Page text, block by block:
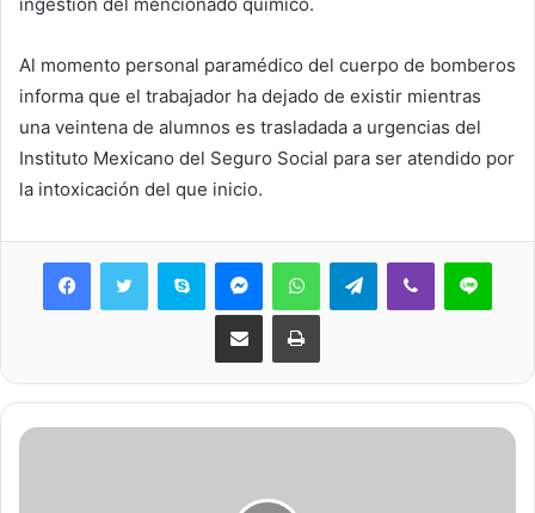
Al momento personal paramédico del cuerpo de bomberos
informa que el trabajador ha dejado de existir mientras
una veintena de alumnos es trasladada a urgencias del
Instituto Mexicano del Seguro Social para ser atendido por
la intoxicación del que inicio.
Skype MessengerWhatsAppTelegramViber Line
Share via Email Print